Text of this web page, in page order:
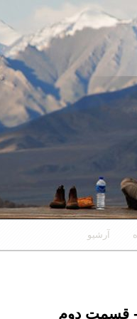
آرشیو
قسمت دوم